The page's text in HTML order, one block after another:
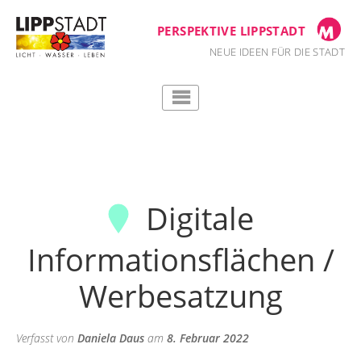
Inhalt
springen
PERSPEKTIVE LIPPSTADT
NEUE IDEEN FÜR DIE STADT
Digitale
Informationsflächen /
Werbesatzung
Verfasst von Daniela Daus am 8. Februar 2022